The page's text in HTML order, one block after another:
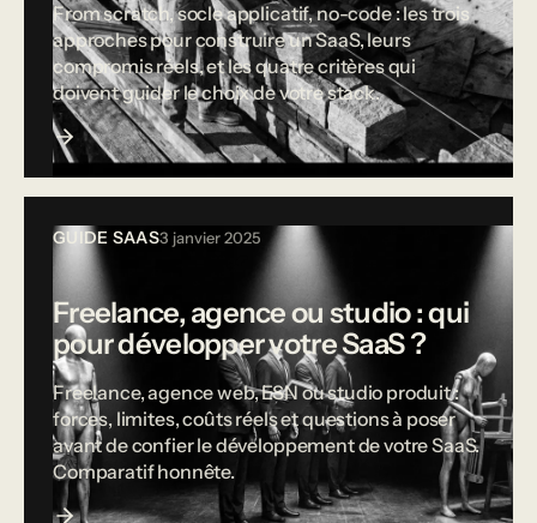
From scratch, socle applicatif, no-code : les trois
approches pour construire un SaaS, leurs
compromis réels, et les quatre critères qui
doivent guider le choix de votre stack.
GUIDE SAAS3 janvier 2025
Freelance, agence ou studio : qui
pour développer votre SaaS ?
Freelance, agence web, ESN ou studio produit :
forces, limites, coûts réels et questions à poser
avant de confier le développement de votre SaaS.
Comparatif honnête.